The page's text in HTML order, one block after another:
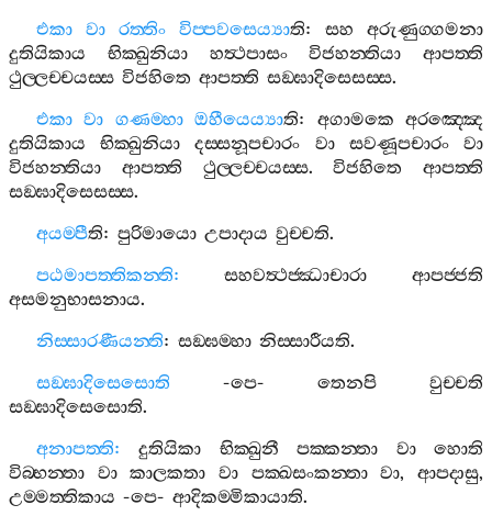
එකා
වා රත‍්තිං විප‍්පවසෙය්‍යාති: සහ
අරුණුග‍්ගමනා
දුතියිකාය
භික‍්ඛුනියා හත්‍ථපාසං විජහන‍්තියා
ආපත‍්ති
ථුල‍්ලච‍්චයස‍්ස විජහිතෙ ආපත‍්ති සඞ‍්ඝාදිසෙසස‍්ස.
එකා වා ගණම‍්හා ඔහීයෙය්‍යාති: අගාමකෙ අරඤ‍්ඤෙ
දුතියිකාය
භික‍්ඛුනියා දස‍්සනූපචාරං වා සවණූපචාරං
වා
විජහන‍්තියා
ආපත‍්ති ථුල‍්ලච‍්චයස‍්ස.විජහිතෙ
ආපත‍්ති
සඞ‍්ඝාදිසෙසස‍්ස.
අයම‍්පීති: පුරිමායො උපාදාය වුච‍්චති.
පඨමාපත‍්තිකන‍්ති: සහවත්‍ථජ‍්ඣාචාරා
ආපජ‍්ජති
අසමනුභාසනාය.
නිස‍්සාරණීයන‍්ති: සඞ‍්ඝම‍්හා නිස‍්සාරීයති.
සඞ‍්ඝාදිසෙසොති -පෙ- තෙනපි
වුච‍්චති
සඞ‍්ඝාදිසෙසොති.
අනාපත‍්ති: දුතියිකා භික‍්ඛුනී පක‍්කන‍්තා වා
හොති
විබ‍්භන‍්තා
වා කාලකතා වා පක‍්ඛසංකන‍්තා වා,ආපදාසු,
උම‍්මත‍්තිකාය -පෙ- ආදිකම‍්මිකායාති.